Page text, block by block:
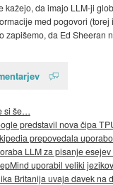
kažejo, da imajo LLM-ji
med pogovori
zapišemo, da Ed Sheeran
si še…
predstavil nova čipa
prepovedala
LLM za pisanje
uporabil veliki
Britanija uvaja davek na